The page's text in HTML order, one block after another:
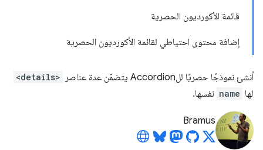
قائمة الأكورديون الحصرية
إضافة محتوى احتياطي لقائمة الأكورديون الحصرية
أنشئ نموذجًا حصريًا للAccordion يتضمّن عدة عناصر <details>
لها name نفسها.
Bramus